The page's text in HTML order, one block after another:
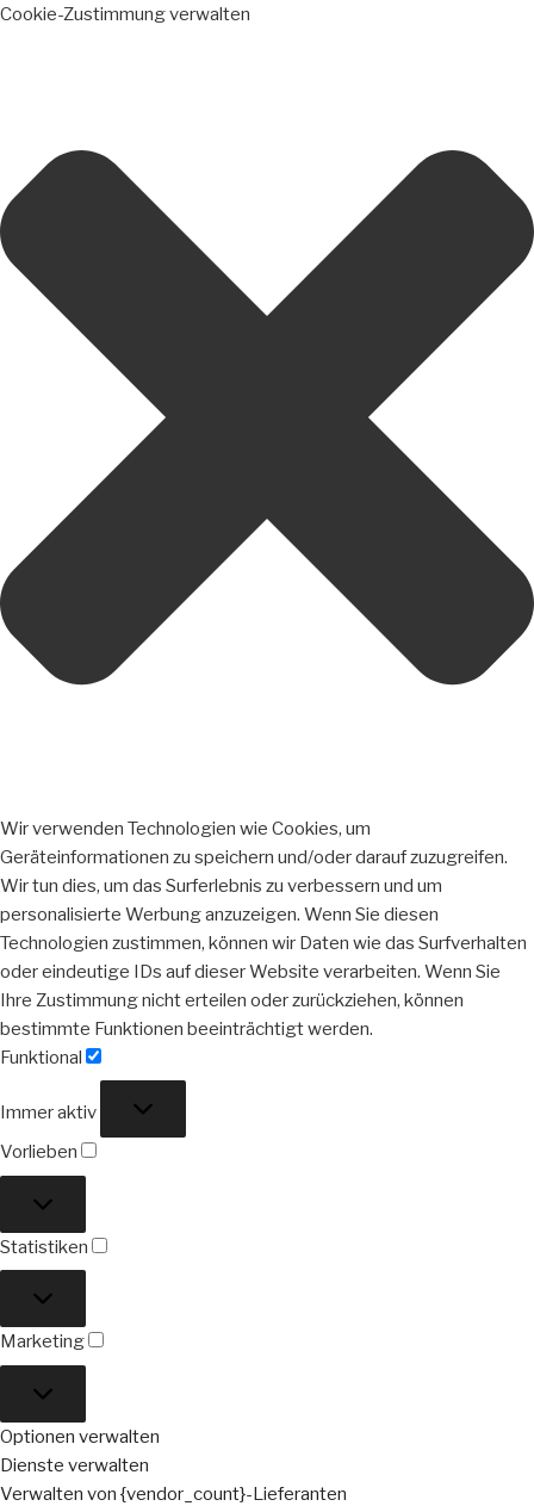
Cookie-Zustimmung verwalten
Wir verwenden Technologien wie Cookies, um
Geräteinformationen zu speichern und/oder darauf zuzugreifen.
Wir tun dies, um das Surferlebnis zu verbessern und um
personalisierte Werbung anzuzeigen. Wenn Sie diesen
Technologien zustimmen, können wir Daten wie das Surfverhalten
oder eindeutige IDs auf dieser Website verarbeiten. Wenn Sie
Ihre Zustimmung nicht erteilen oder zurückziehen, können
bestimmte Funktionen beeinträchtigt werden.
Funktional
Immer aktiv
Vorlieben
Statistiken
Marketing
Optionen verwalten
Dienste verwalten
Verwalten von {vendor_count}-Lieferanten